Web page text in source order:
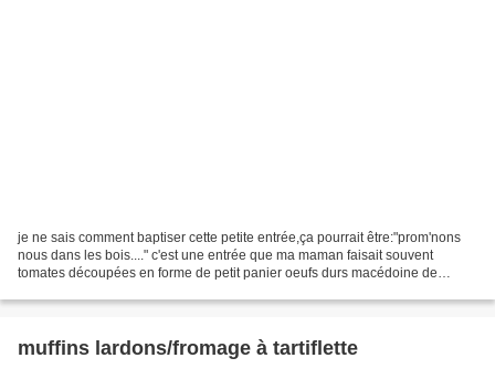
je ne sais comment baptiser cette petite entrée,ça pourrait être:"prom'nons
nous dans les bois...." c'est une entrée que ma maman faisait souvent
tomates découpées en forme de petit panier oeufs durs macédoine de
muffins lardons/fromage à tartiflette